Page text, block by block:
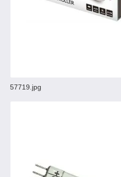
57719.jpg